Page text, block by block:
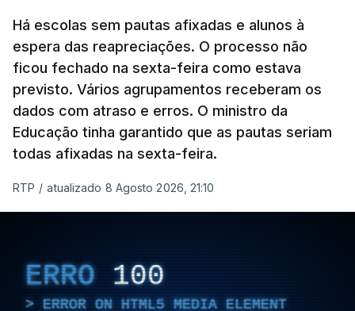
Há escolas sem pautas afixadas e alunos à
espera das reapreciações. O processo não
ficou fechado na sexta-feira como estava
previsto. Vários agrupamentos receberam os
dados com atraso e erros. O ministro da
Educação tinha garantido que as pautas seriam
todas afixadas na sexta-feira.
RTP / atualizado 8 Agosto 2026, 21:10
ERRO 100
ERROR ON HTML5 MEDIA ELEMENT